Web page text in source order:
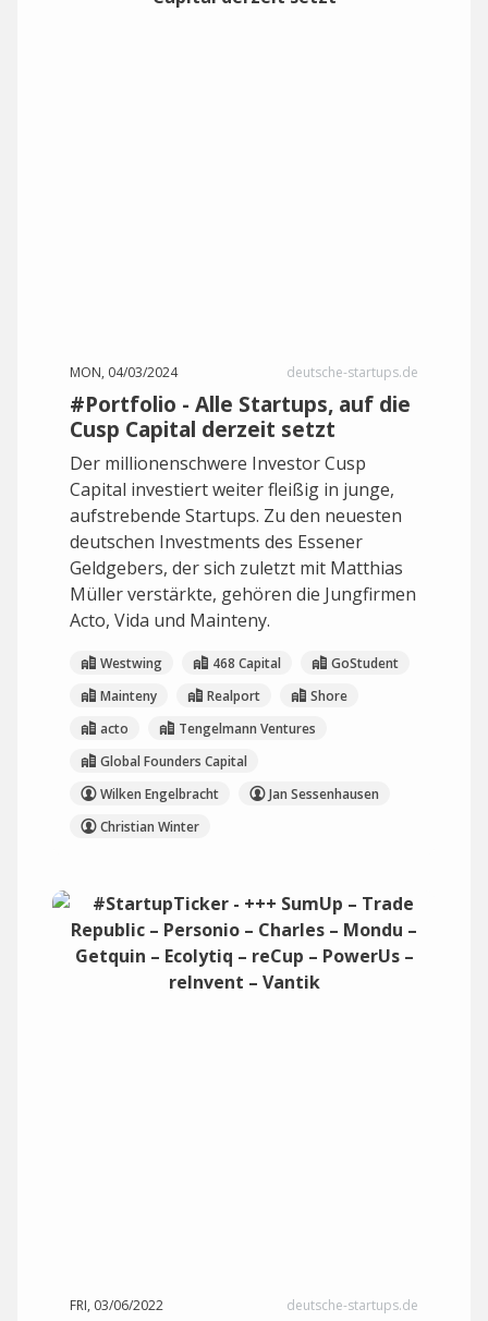
MON, 04/03/2024 deutsche-startups.de
#Portfolio - Alle Startups, auf die
Cusp Capital derzeit setzt
Der millionenschwere Investor Cusp
Capital investiert weiter fleißig in junge,
aufstrebende Startups. Zu den neuesten
deutschen Investments des Essener
Geldgebers, der sich zuletzt mit Matthias
Müller verstärkte, gehören die Jungfirmen
Acto, Vida und Mainteny.
Westwing 468 Capital
GoStudent
Mainteny
Realport
Shore
acto
Tengelmann Ventures
Global Founders Capital
Wilken Engelbracht
Jan Sessenhausen
Christian Winter
FRI, 03/06/2022 deutsche-startups.de